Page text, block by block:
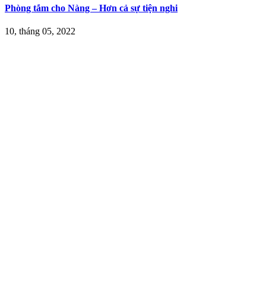
Phòng tắm cho Nàng – Hơn cả sự tiện nghi
10, tháng 05, 2022